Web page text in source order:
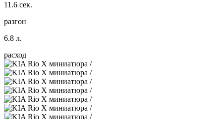
11.6 сек.
разгон
6.8 л.
расход